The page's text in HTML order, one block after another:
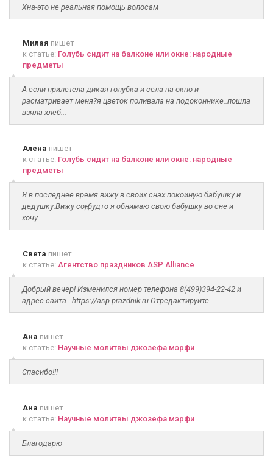
Хна-это не реальная помощь волосам
Милая пишет
к статье: Голубь сидит на балконе или окне: народные
предметы
А если прилетела дикая голубка и села на окно и
расматривает меня?я цветок поливала на подоконнике..пошла
взяла хлеб...
Алена пишет
к статье: Голубь сидит на балконе или окне: народные
предметы
Я в последнее время вижу в своих снах покойную бабушку и
дедушку.Вижу соң, будто я обнимаю свою бабушку во сне и
хочу...
Света пишет
к статье: Агентство праздников ASP Alliance
Добрый вечер! Изменился номер телефона 8(499)394-22-42 и
адрес сайта - https://asp-prazdnik.ru Отредактируйте...
Ана пишет
к статье: Научные молитвы джозефа мэрфи
Спасибо!!!
Ана пишет
к статье: Научные молитвы джозефа мэрфи
Благодарю